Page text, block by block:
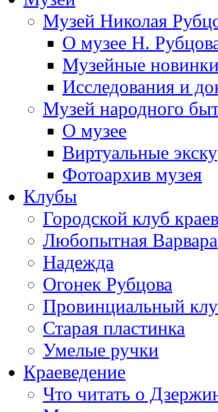
Музей Николая
О музее Н.
Музейные
Исследования и
Музей народного
О музее
Виртуальные
Фотоархив музея
Клубы
Городской клуб
Любопытная Варвара
Надежда
Огонек Рубцова
Провинциальный
Старая пластинка
Умелые ручки
Краеведение
Что читать о